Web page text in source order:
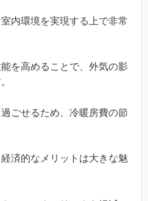
内環境を実現する上で非常
を高めることで、外気の影
ごせるため、冷暖房費の節
済的なメリットは大きな魅